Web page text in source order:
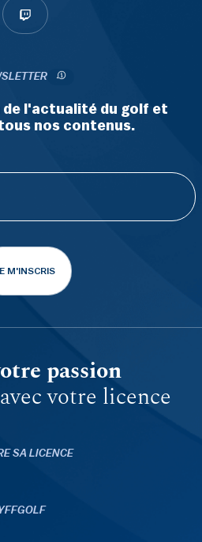
de l'actualité du golf et
nos contenus.
M'INSCRIS
passion
votre licence
SA LICENCE